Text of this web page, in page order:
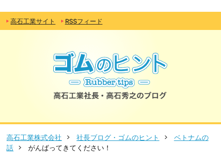
高石工業サイト RSSフィード
高石工業株式会社 社長ブログ・ゴムのヒント
ベトナムの
話
がんばってきてください！